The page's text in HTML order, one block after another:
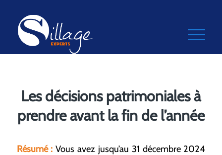
Les décisions patrimoniales à
prendre avant la fin de l’année
Résumé : Vous avez jusqu’au 31 décembre 2024